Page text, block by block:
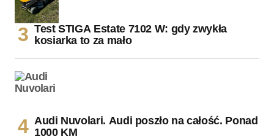
Test STIGA Estate 7102 W: gdy zwykła
kosiarka to za mało
Audi Nuvolari. Audi poszło na całość. Ponad
1000 KM